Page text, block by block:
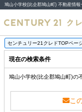
鳩山小学校(比企郡鳩山町) 不動産情
センチュリー21クレドTOPペー
現在の検索条件
鳩山小学校(比企郡鳩山町)の
こ